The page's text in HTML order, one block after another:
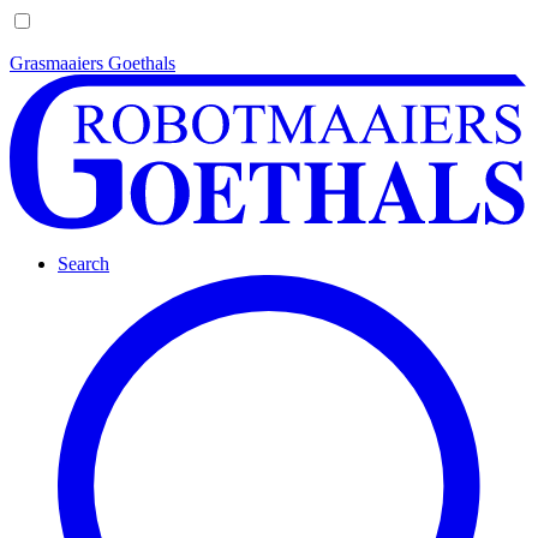
Grasmaaiers Goethals
Search